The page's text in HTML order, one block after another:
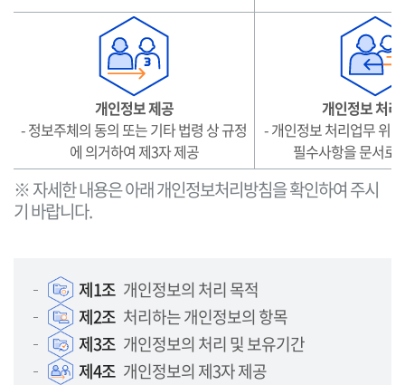
시
개인정보 제공
- 정보주체의 동의 또는 기타 법령 상 규정
에 의거하여 제3자 제공
개인정보 처리
- 개인정보 처리업무 위
필수사항을 문서로
※ 자세한 내용은 아래 개인정보처리방침을 확인하여 주시
기 바랍니다.
제1조 개인정보의 처리 목적
제2조 처리하는 개인정보의 항목
제3조 개인정보의 처리 및 보유기간
제4조 개인정보의 제3자 제공